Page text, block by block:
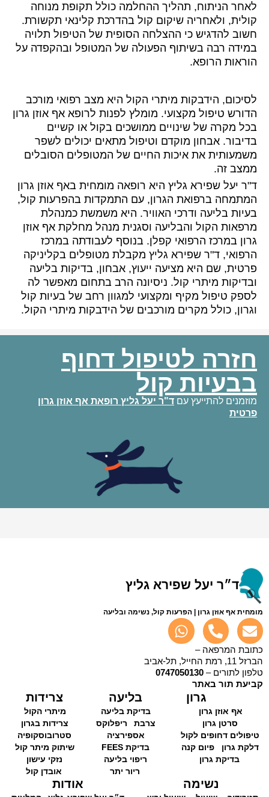
לאחר הניתוח, תהליך ההחלמה כולל תקופת מנוחה
קולית, ולאחריה שיקום קול בהדרכת קלינאי תקשורת.
חשוב להדגיש כי ההצלחה הסופית של הטיפול תלויה
במידה רבה בשיתוף הפעולה של המטופל ובהקפדה על
הוראות הרופא.
לסיכום, הידבקות מיתרי הקול היא מצב רפואי מורכב
הדורש טיפול מקצועי. מומלץ לפנות לרופא אף אוזן גרון
בכל מקרה של שינויים ממושכים בקול או קשיים
בדיבור. אבחון מוקדם וטיפול מתאים יכולים לשפר
משמעותית את איכות החיים של המטופלים הסובלים
ממצב זה.
ד"ר יעל שפירא גליץ היא רופאה מומחית באף אוזן גרון
המתמחה ברפואת הגרון, עם התמקדות בהפרעות קול,
בעיות בליעה ודרכי האוויר. היא משמשת כמנהלת
מרפאות הקול והבליעה וסגנית מנהל מחלקת אף אוזן
גרון במרכז הרפואי קפלן. בנוסף לעבודתה במרכז
הרפואי, ד"ר שפירא גליץ מקבלת מטופלים בקליניקה
פרטית, שם היא מציעה ייעוץ, אבחון, בדיקות בליעה
ובדיקות מיתרי קול. ניסיונה הרב בתחום מאפשר לה
לספק טיפול מקיף ומקצועי למגוון רחב של בעיות קול
וגרון, כולל מקרים מורכבים של הידבקות מיתרי הקול.
חזרה לטיפול דחוף
בבעיות קול
מוזמנים להתייעץ עם ד"ר יעל גליץ רופאת אף אוזן גרון
פרטית
ד״ר יעל שפירא גליץ
מומחית אף אוזן גרון | הפרעות קול, נשימה ובליעה
כתובת המרפאה –
הברזל 11, רמת החייל, תל-אביב
טלפון לתורים – 0747050130
קביעת תור באתר
גרון
אף אוזן גרון
סרטן גרון
טיפולים דחופים לקול
דלקת גרון
פיום קנה
בדיקת גרון
בליעה
בדיקת בליעה
צרבת
ריפלוקס
אספירציה
בדיקת FEES
ריפוי בליעה
ריור יתר
צרידות
מיתרי הקול
צרידות בגרון
סטרובוסקופיה
שיתוק מיתר קול
נזקי עישון
אובדן קול
נשימה אודות